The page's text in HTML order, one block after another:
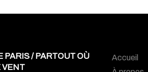
PARIS / PARTOUT OÙ
VENT
Accueil